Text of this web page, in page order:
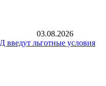
03.08.2026
введут льготные условия